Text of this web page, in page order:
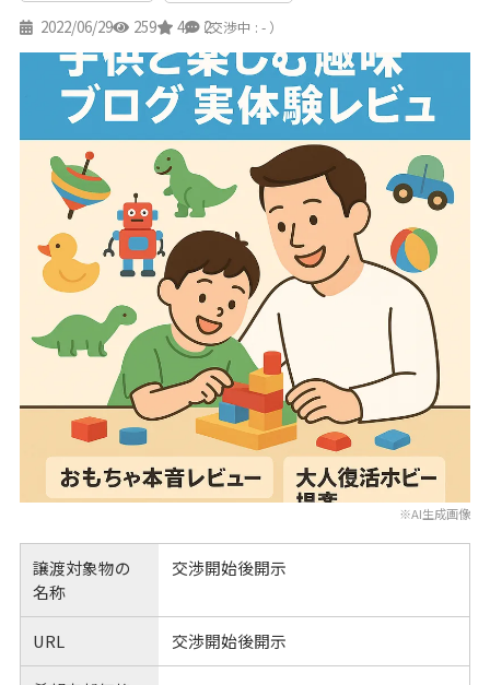
2022/06/29 259 4 2
（交渉中 : - ）
※AI生成画像
譲渡対象物の
名称
交渉開始後開示
URL 交渉開始後開示